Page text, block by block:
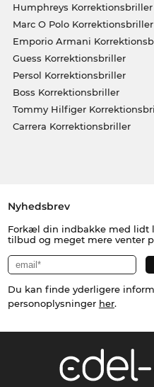
Humphreys Korrektionsbriller
Marc O Polo Korrektionsbriller
Emporio Armani
Guess Korrektionsbriller
Persol Korrektionsbriller
Boss Korrektionsbriller
Tommy Hilfiger
Carrera Korrektionsbriller
Nyhedsbrev
Forkæl din indbakke med lidt
tilbud og meget mere venter
Du kan finde yderligere
personoplysninger her.